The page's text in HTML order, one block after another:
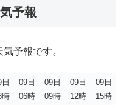
予報
予報です。
時
09日
06時
09日
09時
09日
12時
09日
15時